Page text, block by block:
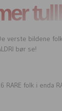
verste bildene
bør se!
RARE folk i enda